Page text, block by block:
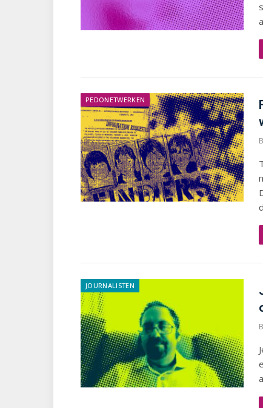
PEDONETWERKEN
JOURNALISTEN